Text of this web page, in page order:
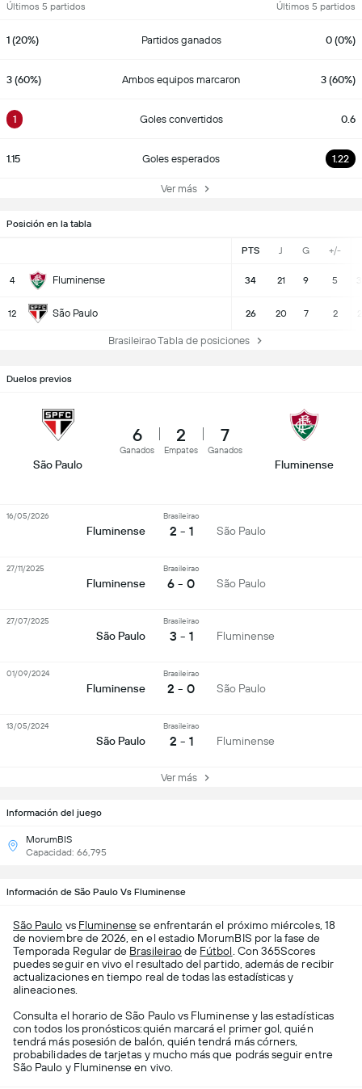
Últimos 5 partidos Últimos 5 partidos
1 (20%) Partidos ganados 0 (0%)
3 (60%) Ambos equipos marcaron 3 (60%)
1 Goles convertidos 0.6
1.15 Goles esperados 1.22
Ver más
Posición en la tabla
PTS J G +/-
4 Fluminense 34 21 9 5
12 São Paulo 26 20 7 2
Brasileirao Tabla de posiciones
Información del juego
MorumBIS
Capacidad: 66,795
Duelos previos
São Paulo
6
Ganados
2
Empates
7
Ganados
Fluminense
Fluminense
Brasileirao
2 - 1 São Paulo
16/05/2026
Fluminense
Brasileirao
6 - 0 São Paulo
27/11/2025
São Paulo
Brasileirao
3 - 1 Fluminense
27/07/2025
Fluminense
Brasileirao
2 - 0 São Paulo
01/09/2024
São Paulo
Brasileirao
2 - 1 Fluminense
13/05/2024
Ver más
Información de São Paulo Vs Fluminense
São Paulo vs Fluminensese enfrentarán el próximo miércoles, 18
de noviembre de 2026, en el estadio MorumBIS por la fase de
Temporada Regular de Brasileiraode Fútbol . Con 365Scores
puedes seguir en vivo el resultado del partido, además de recibir
actualizaciones en tiempo real de todas las estadísticas y
alineaciones.
Consulta el horario de São Paulo vs Fluminense y las estadísticas
con todos los pronósticos:quién marcará el primer gol, quién
tendrá más posesión de balón, quién tendrá más córners,
probabilidades de tarjetas y mucho más que podrás seguir entre
São Paulo y Fluminense en vivo.